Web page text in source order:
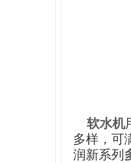
软水机
多样，可
润新系列